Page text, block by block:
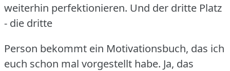
weiterhin perfektionieren. Und der dritte Platz
- die dritte
Person bekommt ein Motivationsbuch, das ich
euch schon mal vorgestellt habe. Ja, das